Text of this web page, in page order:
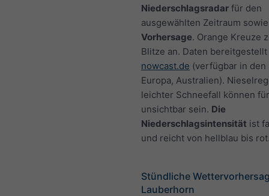
Niederschlagsradar für den
ausgewählten Zeitraum
Vorhersage. Orange Kreuze
Blitze an. Daten
nowcast.de (verfügbar in den
Europa, Australien).
leichter Schneefall können
unsichtbar sein. Die
Niederschlagsintensität ist
und reicht von hellblau bis
Stündliche
Lauberhorn